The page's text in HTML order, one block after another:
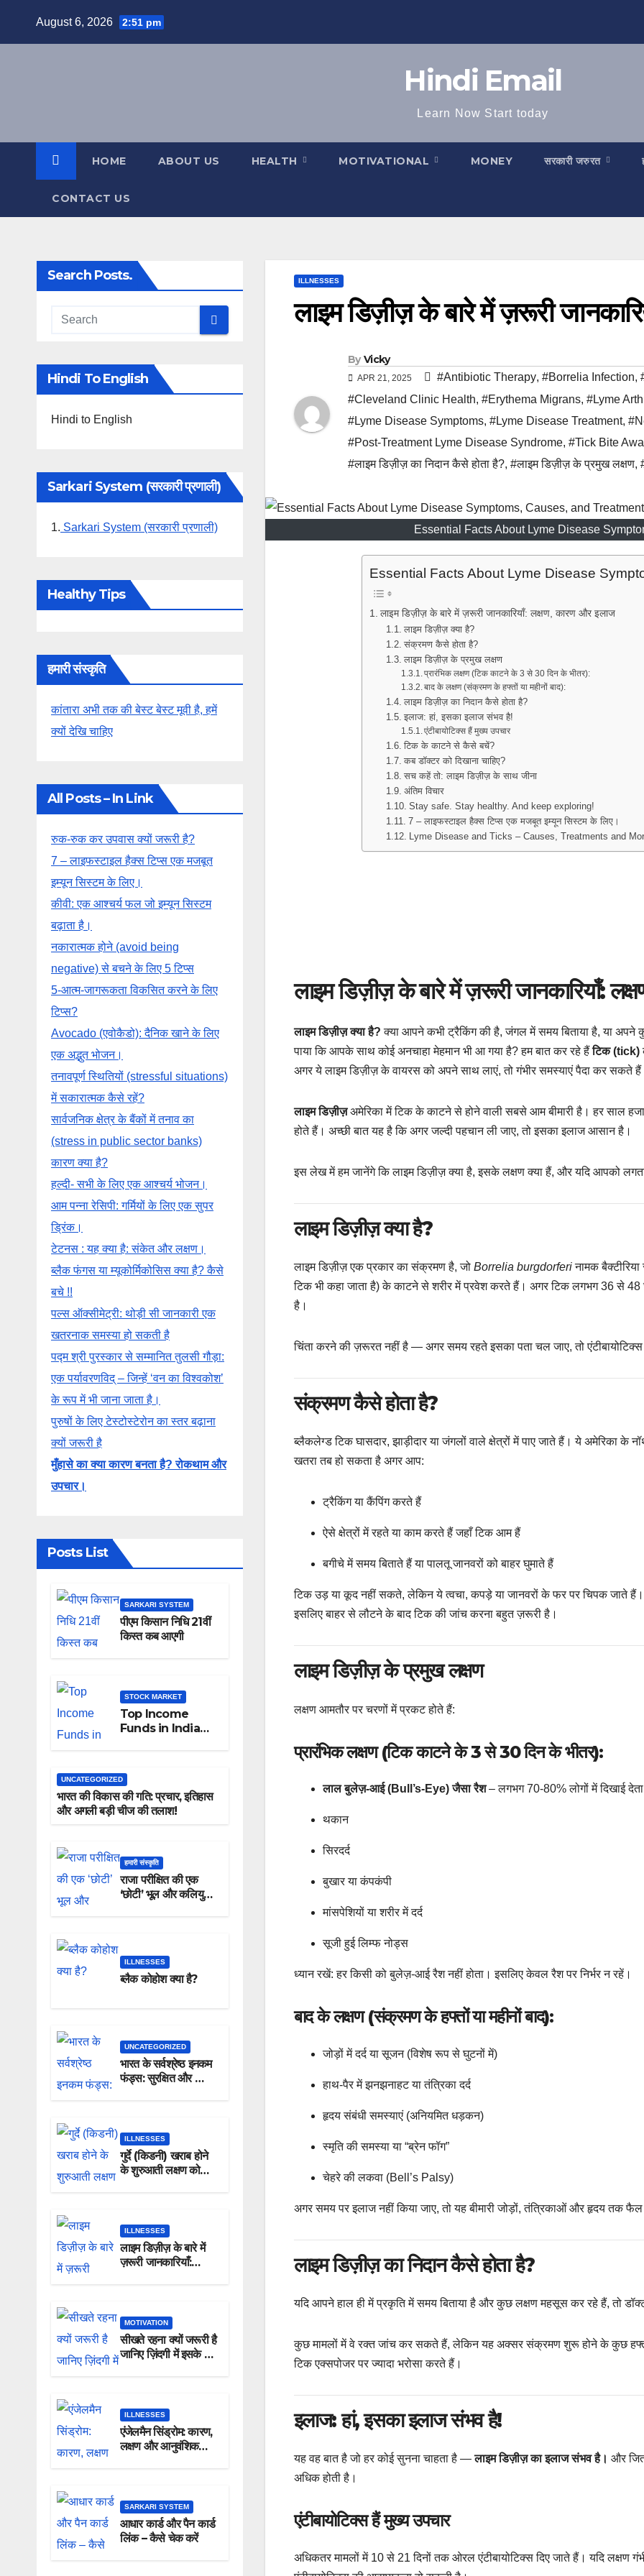
August 6, 2026 2:51 pm
Hindi Email
Learn Now Start today
HOME ABOUT US HEALTH MOTIVATIONAL MONEY सरकारी जरुरत
CONTACT US
Search Posts.
Hindi To English
Hindi to English
Sarkari System (सरकारी प्रणाली)
1. Sarkari System (सरकारी प्रणाली)
Healthy Tips
हमारी संस्कृति
कांतारा अभी तक की बेस्ट बेस्ट मूवी है, हमें
क्यों देखि चाहिए
All Posts – In Link
रुक-रुक कर उपवास क्यों जरूरी है?
7 – लाइफस्टाइल हैक्स टिप्स एक मजबूत
इम्यून सिस्टम के लिए।
कीवी: एक आश्चर्य फल जो इम्यून सिस्टम
बढ़ाता है।
नकारात्मक होने (avoid being
negative) से बचने के लिए 5 टिप्स
5-आत्म-जागरूकता विकसित करने के लिए
टिप्स?
Avocado (एवोकैडो): दैनिक खाने के लिए
एक अद्भुत भोजन।
तनावपूर्ण स्थितियों (stressful situations)
में सकारात्मक कैसे रहें?
सार्वजनिक क्षेत्र के बैंकों में तनाव का
(stress in public sector banks)
कारण क्या है?
हल्दी- सभी के लिए एक आश्चर्य भोजन।
आम पन्ना रेसिपी: गर्मियों के लिए एक सुपर
ड्रिंक।
टेटनस : यह क्या है: संकेत और लक्षण।
ब्लैक फंगस या म्यूकोर्मिकोसिस क्या है? कैसे
बचे !!
पल्स ऑक्सीमेट्री: थोड़ी सी जानकारी एक
खतरनाक समस्या हो सकती है
पद्म श्री पुरस्कार से सम्मानित तुलसी गौड़ा:
एक पर्यावरणविद् – जिन्हें ‘वन का विश्वकोश’
के रूप में भी जाना जाता है।
पुरुषों के लिए टेस्टोस्टेरोन का स्तर बढ़ाना
क्यों जरूरी है
मुँहासे का क्या कारण बनता है? रोकथाम और
उपचार।
Posts List
SARKARI SYSTEM
पीएम किसान निधि 21वीं
किस्त कब आएगी
STOCK MARKET
Top Income
Funds in India
UNCATEGORIZED
भारत की विकास की गति: प्रचार, इतिहास
और अगली बड़ी चीज की तलाश!
हमारी संस्कृति
राजा परीक्षित की एक
‘छोटी’ भूल और कलियुग
ILLNESSES
ब्लैक कोहोश क्या है?
UNCATEGORIZED
भारत के सर्वश्रेष्ठ इनकम
फंड्स: सुरक्षित और स्थिर
ILLNESSES
गुर्दे (किडनी) खराब होने
के शुरुआती लक्षण को
ILLNESSES
लाइम डिज़ीज़ के बारे में
ज़रूरी जानकारियाँ:
MOTIVATION
सीखते रहना क्यों जरूरी है
जानिए ज़िंदगी में इसके 8
ILLNESSES
एंजेलमैन सिंड्रोम: कारण,
लक्षण और आनुवंशिक
SARKARI SYSTEM
आधार कार्ड और पैन कार्ड
लिंक – कैसे चेक करें
ILLNESSES
लाइम डिज़ीज़ के बारे में ज़रूरी
By Vicky
APR 21, 2025 #Antibiotic Therapy, #Borrelia Infection,
#Cleveland Clinic Health, #Erythema Migrans, #Lyme
#Lyme Disease Symptoms, #Lyme Disease Treatment,
#Post-Treatment Lyme Disease Syndrome, #Tick Bite
#लाइम डिज़ीज़ का निदान कैसे होता है?, #लाइम डिज़ीज़ के प्रमुख लक्षण,
Essential Facts About Lyme Disease
Essential Facts About Lyme Disease
लाइम डिज़ीज़ के बारे में ज़रूरी जानकारियाँ: लक्षण, कारण और इलाज
लाइम डिज़ीज़ क्या है?
संक्रमण कैसे होता है?
लाइम डिज़ीज़ के प्रमुख लक्षण
प्रारंभिक लक्षण (टिक काटने के 3 से 30 दिन के भीतर):
बाद के लक्षण (संक्रमण के हफ्तों या महीनों बाद):
लाइम डिज़ीज़ का निदान कैसे होता है?
इलाज: हां, इसका इलाज संभव है!
एंटीबायोटिक्स हैं मुख्य उपचार
टिक के काटने से कैसे बचें?
कब डॉक्टर को दिखाना चाहिए?
सच कहें तो: लाइम डिज़ीज़ के साथ जीना
अंतिम विचार
Stay safe. Stay healthy. And keep exploring!
7 – लाइफस्टाइल हैक्स टिप्स एक मजबूत इम्यून सिस्टम के लिए।
Lyme Disease and Ticks – Causes, Treatments and
लाइम डिज़ीज़ के बारे में ज़रूरी जानकारियाँ:
लाइम डिज़ीज़ क्या है?क्या आपने कभी ट्रैकिंग की है, जंगल में समय बिताया है, या
पाया कि आपके साथ कोई अनचाहा मेहमान भी आ गया है? हम बात कर रहे हैंटिक (tick)
अगर ये लाइम डिज़ीज़ के वायरस को अपने साथ लाएं, तो गंभीर समस्याएं पैदा कर सकते
लाइम डिज़ीज़अमेरिका में टिक के काटने से होने वाली सबसे आम बीमारी है। हर साल
होते हैं। अच्छी बात यह है कि अगर जल्दी पहचान ली जाए, तो इसका इलाज आसान है।
इस लेख में हम जानेंगे कि लाइम डिज़ीज़ क्या है, इसके लक्षण क्या हैं, और यदि आपको
लाइम डिज़ीज़ क्या है?
लाइम डिज़ीज़ एक प्रकार का संक्रमण है, जो Borrelia burgdorferiनामक
टिक भी कहा जाता है) के काटने से शरीर में प्रवेश करते हैं। अगर टिक लगभग 36 से 48
है।
चिंता करने की ज़रूरत नहीं है — अगर समय रहते इसका पता चल जाए, तो
संक्रमण कैसे होता है?
ब्लैकलेग्ड टिक घासदार, झाड़ीदार या जंगलों वाले क्षेत्रों में पाए जाते हैं। ये अमेरिका
खतरा तब हो सकता है अगर आप:
ट्रैकिंग या कैंपिंग करते हैं
ऐसे क्षेत्रों में रहते या काम करते हैं जहाँ टिक आम हैं
बगीचे में समय बिताते हैं या पालतू जानवरों को बाहर घुमाते हैं
टिक उड़ या कूद नहीं सकते, लेकिन ये त्वचा, कपड़े या जानवरों के फर पर चिपक जाते
इसलिए बाहर से लौटने के बाद टिक की जांच करना बहुत ज़रूरी है।
लाइम डिज़ीज़ के प्रमुख लक्षण
लक्षण आमतौर पर चरणों में प्रकट होते हैं:
प्रारंभिक लक्षण (टिक काटने के 3 से 30 दिन के भीतर):
लाल बुलेज़-आई (Bull’s-Eye) जैसा रैश– लगभग 70-80% लोगों में दिखाई
थकान
सिरदर्द
बुखार या कंपकंपी
मांसपेशियों या शरीर में दर्द
सूजी हुई लिम्फ नोड्स
ध्यान रखें: हर किसी को बुलेज़-आई रैश नहीं होता। इसलिए केवल रैश पर निर्भर न रहें।
बाद के लक्षण (संक्रमण के हफ्तों या महीनों बाद):
जोड़ों में दर्द या सूजन (विशेष रूप से घुटनों में)
हाथ-पैर में झनझनाहट या तंत्रिका दर्द
हृदय संबंधी समस्याएं (अनियमित धड़कन)
स्मृति की समस्या या “ब्रेन फॉग”
चेहरे की लकवा (Bell’s Palsy)
अगर समय पर इलाज नहीं किया जाए, तो यह बीमारी जोड़ों, तंत्रिकाओं और हृदय
लाइम डिज़ीज़ का निदान कैसे होता है?
यदि आपने हाल ही में प्रकृति में समय बिताया है और कुछ लक्षण महसूस कर रहे हैं, तो
कुछ मामलों में वे रक्त जांच कर सकते हैं, लेकिन यह अक्सर संक्रमण शुरू होने के कुछ हफ्तों
टिक एक्सपोजर पर ज्यादा भरोसा करते हैं।
इलाज: हां, इसका इलाज संभव है!
यह वह बात है जो हर कोई सुनना चाहता है —लाइम डिज़ीज़ का इलाज संभव है। और
अधिक होती है।
एंटीबायोटिक्स हैं मुख्य उपचार
अधिकतर मामलों में 10 से 21 दिनों तक ओरल एंटीबायोटिक्स दिए जाते हैं। यदि लक्षण